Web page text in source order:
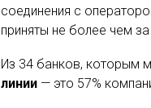
соединения с
приняты не более чем
Из 34 банков, которым
линии — это 57%